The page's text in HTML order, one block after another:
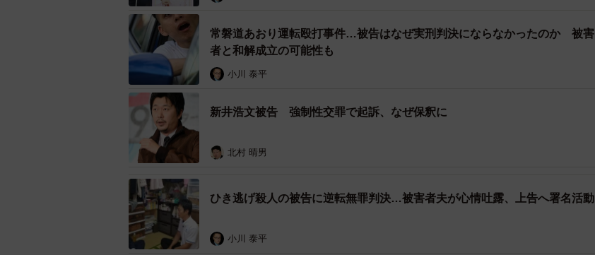
できる。法務省の関係者に聞いたところ、『刑事収容施設法』では90歳などと年齢は明文化
されていないが、実務上、収監されない可能性がある。懲役の間に90歳になったケースとは
違って、90歳になって初めて刑務所に入るという前例はまずないようです」と解説した。ち
なみに、刑事収容施設法とは、被収容者の人権を尊重し、状況に応じた適切な処遇を行うこ
とを目的として2006年施行された法律である。
飯塚被告は来年6月1日で90歳になる。小川氏は「地裁で判決が出ても控訴するでしょうか
ら、最高裁まで行くと90歳を超えていることは十分に考えられる。実刑の場合、地検の検察
官の執行指揮書によって執行、つまり収監されるのですが、『刑事収容施設法』の被収容者
の処遇に関する規則等があり、飯塚被告は逮捕されておらず在宅起訴で調べられている状態
ですから、禁錮の判決が出ても高齢を理由に収監されない可能性が高い」と解説した。
実刑判決を受けても高齢ゆえに執行停止された前例はある。
常磐道あおり運転殴打事件…被告はなぜ実刑判決にならなかったのか 被害
者と和解成立の可能性も
小川 泰平
新井浩文被告 強制性交罪で起訴、なぜ保釈に
北村 晴男
ひき逃げ殺人の被告に逆転無罪判決…被害者夫が心情吐露、上告へ署名活動
小川 泰平